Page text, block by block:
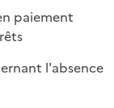
paiement
l'absence